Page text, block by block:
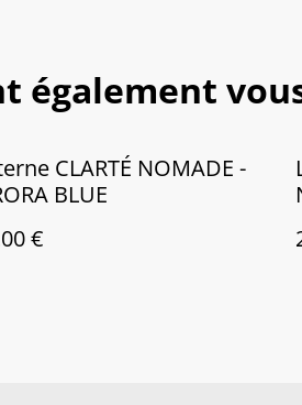
également
CLARTÉ NOMADE -
BLUE
€